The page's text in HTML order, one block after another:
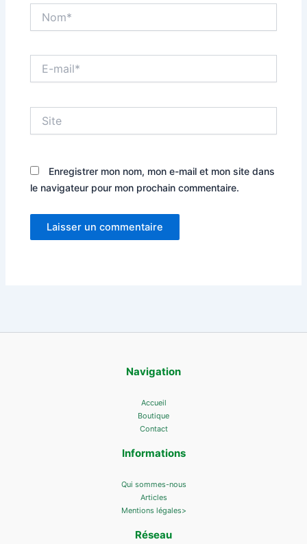
mail*
Enregistrer mon nom, mon e-mail et mon site dans
le navigateur pour mon prochain commentaire.
Navigation
Accueil
Boutique
Contact
Informations
Qui sommes-nous
Articles
Mentions légales>
Réseau